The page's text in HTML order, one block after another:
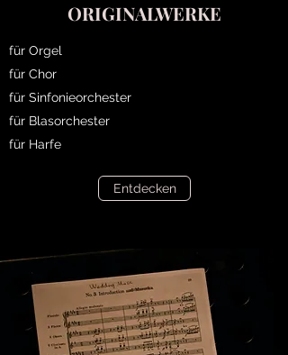
ORIGINALWERKE
für Orgel
für Chor
für Sinfonieorchester
für Blasorchester
für Harfe
Entdecken